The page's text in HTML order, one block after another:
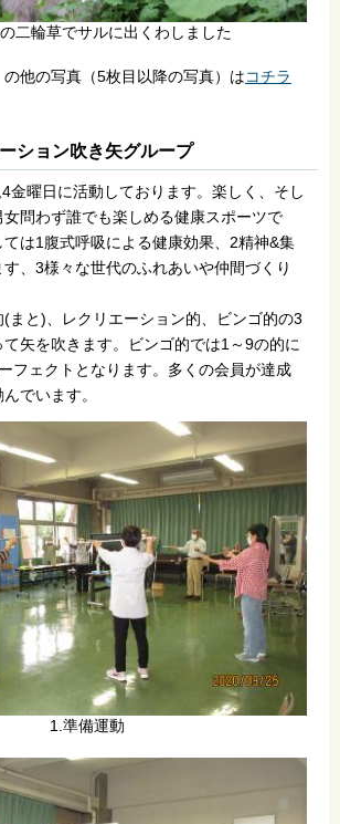
二輪草でサルに出くわしました
の他の写真（5枚目以降の写真）はコチラ
ション吹き矢グループ
金曜日に活動しております。楽しく、そし
問わず誰でも楽しめる健康スポーツで
は1腹式呼吸による健康効果、2精神&集
、3様々な世代のふれあいや仲間づくり
まと)、レクリエーション的、ビンゴ的の3
矢を吹きます。ビンゴ的では1～9の的に
フェクトとなります。多くの会員が達成
でいます。
1.準備運動